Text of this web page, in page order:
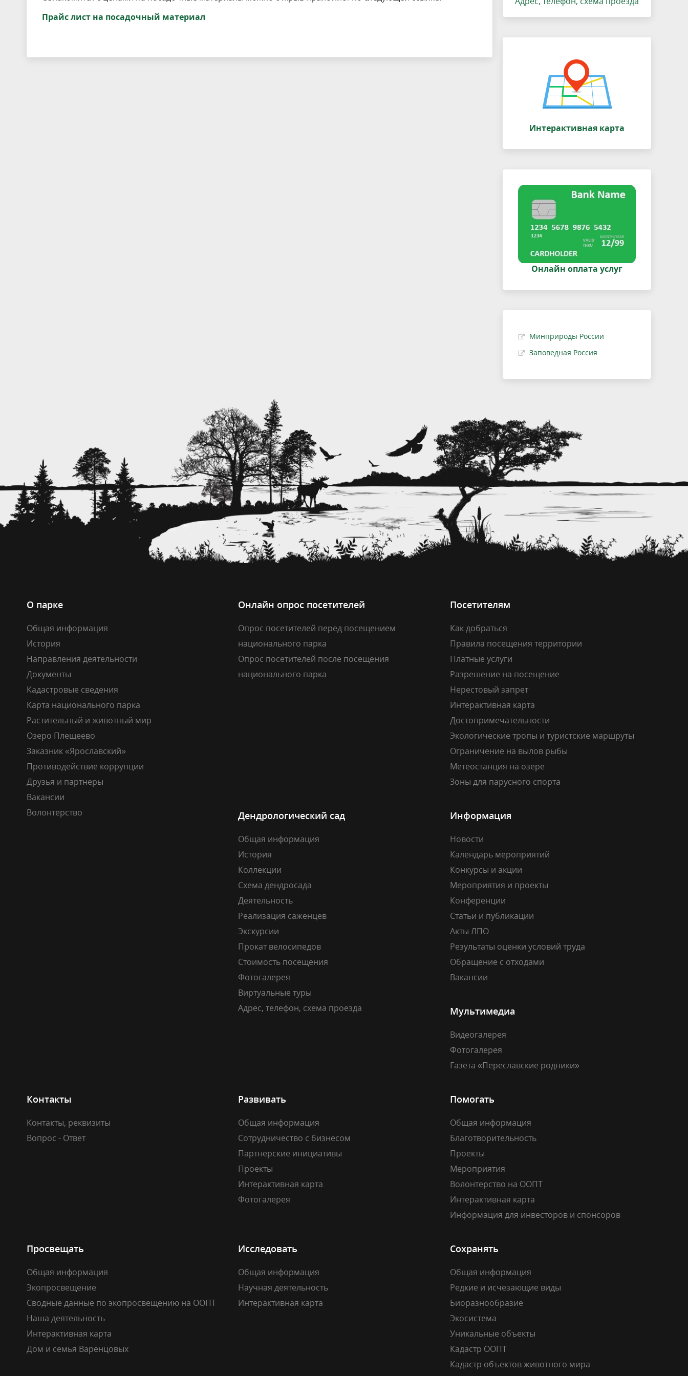
Прайс лист на посадочный материал
Интерактивная карта
Онлайн оплата услуг
Минприроды России
Заповедная Россия
О парке
Общая информация
История
Направления деятельности
Документы
Кадастровые сведения
Карта национального парка
Растительный и животный мир
Озеро Плещеево
Заказник «Ярославский»
Противодействие коррупции
Друзья и партнеры
Вакансии
Волонтерство
Онлайн опрос посетителей
Опрос посетителей перед посещением
национального парка
Опрос посетителей после посещения
национального парка
Посетителям
Как добраться
Правила посещения территории
Платные услуги
Разрешение на посещение
Нерестовый запрет
Интерактивная карта
Достопримечательности
Экологические тропы и туристские маршруты
Ограничение на вылов рыбы
Метеостанция на озере
Зоны для парусного спорта
Дендрологический сад
Общая информация
История
Коллекции
Схема дендросада
Деятельность
Реализация саженцев
Экскурсии
Прокат велосипедов
Стоимость посещения
Фотогалерея
Виртуальные туры
Адрес, телефон, схема проезда
Информация
Новости
Календарь мероприятий
Конкурсы и акции
Мероприятия и проекты
Конференции
Статьи и публикации
Акты ЛПО
Результаты оценки условий труда
Обращение с отходами
Вакансии
Мультимедиа
Видеогалерея
Фотогалерея
Газета «Переславские родники»
Контакты
Контакты, реквизиты
Вопрос - Ответ
Развивать
Общая информация
Сотрудничество с бизнесом
Партнерские инициативы
Проекты
Интерактивная карта
Фотогалерея
Помогать
Общая информация
Благотворительность
Проекты
Мероприятия
Волонтерство на ООПТ
Интерактивная карта
Информация для инвесторов и спонсоров
Просвещать
Общая информация
Экопросвещение
Сводные данные по экопросвещению на ООПТ
Наша деятельность
Интерактивная карта
Дом и семья Варенцовых
Исследовать
Общая информация
Научная деятельность
Интерактивная карта
Сохранять
Общая информация
Редкие и исчезающие виды
Биоразнообразие
Экосистема
Уникальные объекты
Кадастр ООПТ
Кадастр объектов животного мира